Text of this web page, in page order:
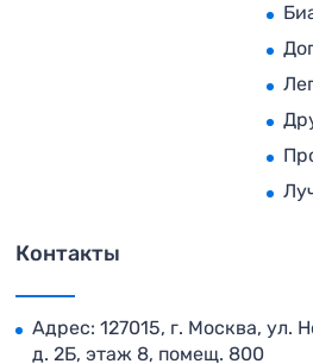
Контакты
Адрес: 127015, г. Москва, ул.
д. 2Б, этаж 8, помещ. 800